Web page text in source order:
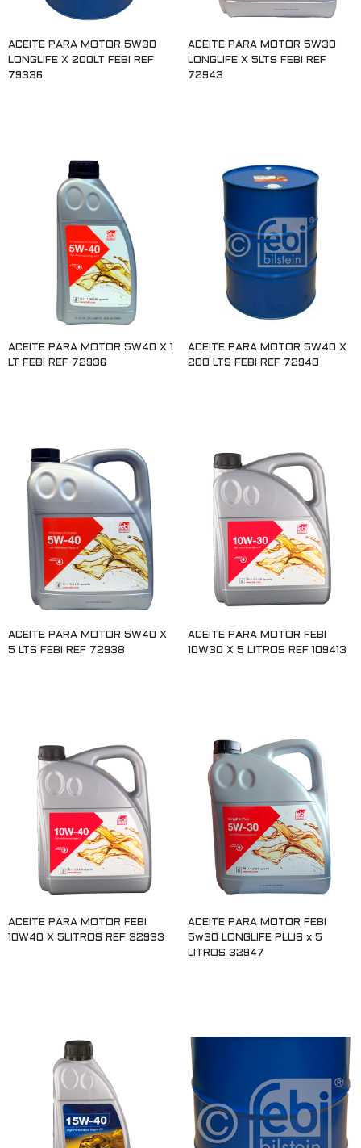
ACEITE PARA MOTOR 5W30
LONGLIFE X 200LT FEBI REF
79336
ACEITE PARA MOTOR 5W30
LONGLIFE X 5LTS FEBI REF
72943
ACEITE PARA MOTOR 5W40 X 1
LT FEBI REF 72936
ACEITE PARA MOTOR 5W40 X
200 LTS FEBI REF 72940
ACEITE PARA MOTOR 5W40 X
5 LTS FEBI REF 72938
ACEITE PARA MOTOR FEBI
10W30 X 5 LITROS REF 109413
ACEITE PARA MOTOR FEBI
10W40 X 5LITROS REF 32933
ACEITE PARA MOTOR FEBI
5w30 LONGLIFE PLUS x 5
LITROS 32947